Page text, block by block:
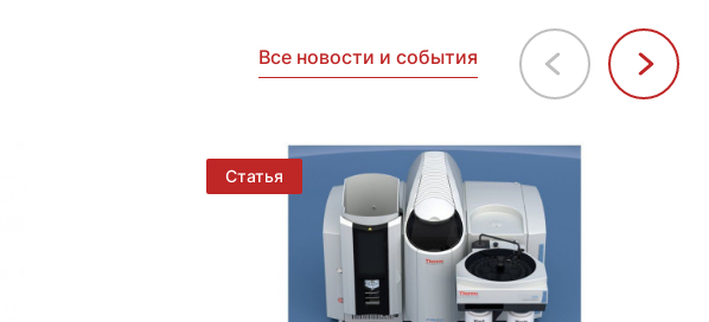
Все новости и события